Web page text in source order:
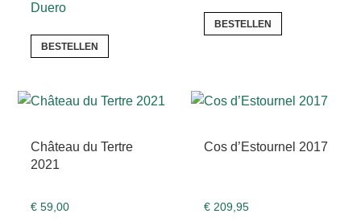
Duero
BESTELLEN
BESTELLEN
Château du Tertre
2021
€ 59,00
Cos d’Estournel 2017
€209,95